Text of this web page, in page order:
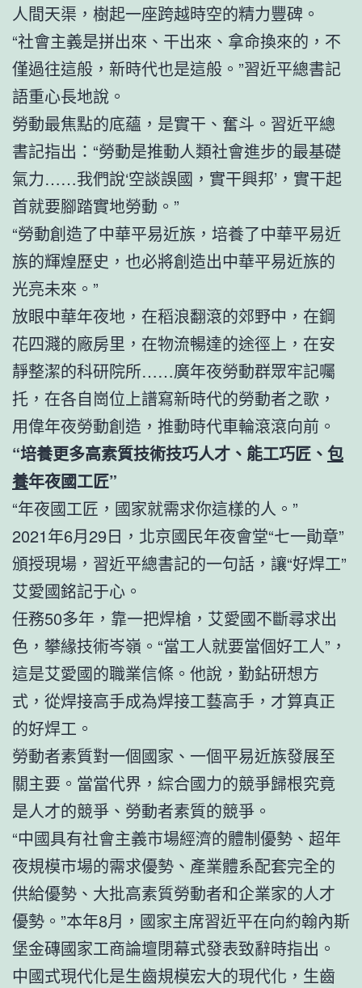
人間天渠，樹起一座跨越時空的精力豐碑。
“社會主義是拼出來、干出來、拿命換來的，不
僅過往這般，新時代也是這般。”習近平總書記
語重心長地說。
勞動最焦點的底蘊，是實干、奮斗。習近平總
書記指出：“勞動是推動人類社會進步的最基礎
氣力……我們說‘空談誤國，實干興邦’，實干起
首就要腳踏實地勞動。”
“勞動創造了中華平易近族，培養了中華平易近
族的輝煌歷史，也必將創造出中華平易近族的
光亮未來。”
放眼中華年夜地，在稻浪翻滾的郊野中，在鋼
花四濺的廠房里，在物流暢達的途徑上，在安
靜整潔的科研院所……廣年夜勞動群眾牢記囑
托，在各自崗位上譜寫新時代的勞動者之歌，
用偉年夜勞動創造，推動時代車輪滾滾向前。
“培養更多高素質技術技巧人才、能工巧匠、 包
養年夜國工匠”
“年夜國工匠，國家就需求你這樣的人。”
2021年6月29日，北京國民年夜會堂“七一勛章”
頒授現場，習近平總書記的一句話，讓“好焊工”
艾愛國銘記于心。
任務50多年，靠一把焊槍，艾愛國不斷尋求出
色，攀緣技術岑嶺。“當工人就要當個好工人”，
這是艾愛國的職業信條。他說，勤鉆研想方
式，從焊接高手成為焊接工藝高手，才算真正
的好焊工。
勞動者素質對一個國家、一個平易近族發展至
關主要。當當代界，綜合國力的競爭歸根究竟
是人才的競爭、勞動者素質的競爭。
“中國具有社會主義市場經濟的體制優勢、超年
夜規模市場的需求優勢、產業體系配套完全的
供給優勢、大批高素質勞動者和企業家的人才
優勢。”本年8月，國家主席習近平在向約翰內斯
堡金磚國家工商論壇閉幕式發表致辭時指出。
中國式現代化是生齒規模宏大的現代化，生齒